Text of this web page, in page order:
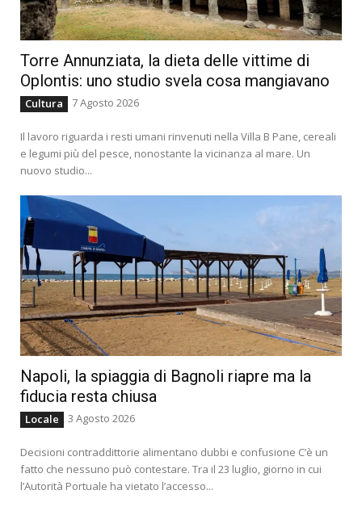
Torre Annunziata, la dieta delle vittime di
Oplontis: uno studio svela cosa mangiavano
Cultura 7 Agosto 2026
Il lavoro riguarda i resti umani rinvenuti nella Villa B Pane, cereali
e legumi più del pesce, nonostante la vicinanza al mare. Un
nuovo studio...
Napoli, la spiaggia di Bagnoli riapre ma la
fiducia resta chiusa
Locale 3 Agosto 2026
Decisioni contraddittorie alimentano dubbi e confusione C’è un
fatto che nessuno può contestare. Tra il 23 luglio, giorno in cui
l’Autorità Portuale ha vietato l’accesso...